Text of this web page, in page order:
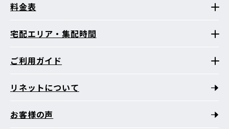
料金表
宅配エリア・集配時間
ご利用ガイド
リネットについて
お客様の声